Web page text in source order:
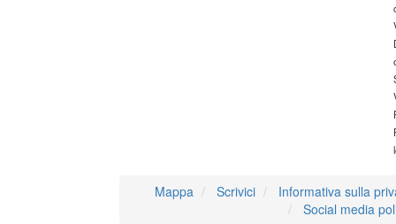
Mappa Scrivici
Informativa sulla
Social media